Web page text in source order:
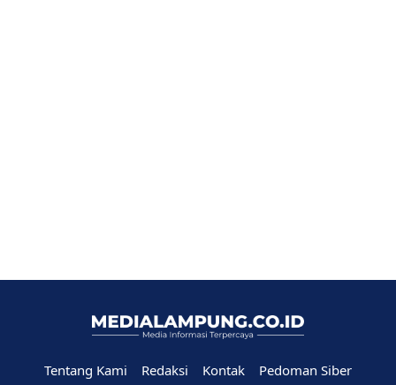
Tentang Kami Redaksi Kontak Pedoman Siber